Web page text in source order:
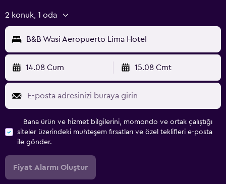
2 konuk, 1 oda
B&B Wasi Aeropuerto Lima Hotel
14.08 Cum 15.08 Cmt
Bana ürün ve hizmet bilgilerini, momondo ve ortak çalıştığı
siteler üzerindeki muhteşem fırsatları ve özel teklifleri e-posta
ile gönder.
Fiyat Alarmı Oluştur